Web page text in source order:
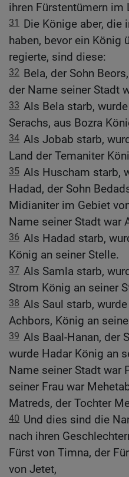
ihren Fürstentümern im
31
Die Könige aber, die
haben, bevor ein König
regierte, sind diese:
32 Bela, der Sohn
der Name seiner Stadt
33 Als Bela starb,
Serachs, aus Bozra
34 Als Jobab starb,
Land der Temaniter
35 Als Huscham starb,
Hadad, der Sohn
Midianiter im Gebiet
Name seiner Stadt war
36 Als Hadad starb,
König an seiner Stelle.
37 Als Samla starb,
Strom König an seiner
38 Als Saul starb,
Achbors, König an
39 Als Baal-Hanan, der
wurde Hadar König an
Name seiner Stadt war
seiner Frau war
Matreds, der Tochter
40 Und dies sind die
nach ihren
Fürst von Timna, der
von Jetet,